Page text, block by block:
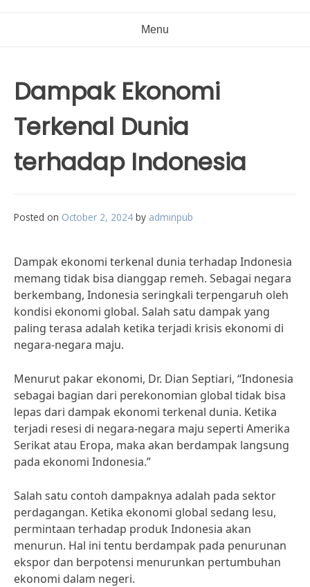
Menu
Dampak Ekonomi
Terkenal Dunia
terhadap Indonesia
Posted on October 2, 2024 by adminpub
Dampak ekonomi terkenal dunia terhadap Indonesia
memang tidak bisa dianggap remeh. Sebagai negara
berkembang, Indonesia seringkali terpengaruh oleh
kondisi ekonomi global. Salah satu dampak yang
paling terasa adalah ketika terjadi krisis ekonomi di
negara-negara maju.
Menurut pakar ekonomi, Dr. Dian Septiari, “Indonesia
sebagai bagian dari perekonomian global tidak bisa
lepas dari dampak ekonomi terkenal dunia. Ketika
terjadi resesi di negara-negara maju seperti Amerika
Serikat atau Eropa, maka akan berdampak langsung
pada ekonomi Indonesia.”
Salah satu contoh dampaknya adalah pada sektor
perdagangan. Ketika ekonomi global sedang lesu,
permintaan terhadap produk Indonesia akan
menurun. Hal ini tentu berdampak pada penurunan
ekspor dan berpotensi menurunkan pertumbuhan
ekonomi dalam negeri.